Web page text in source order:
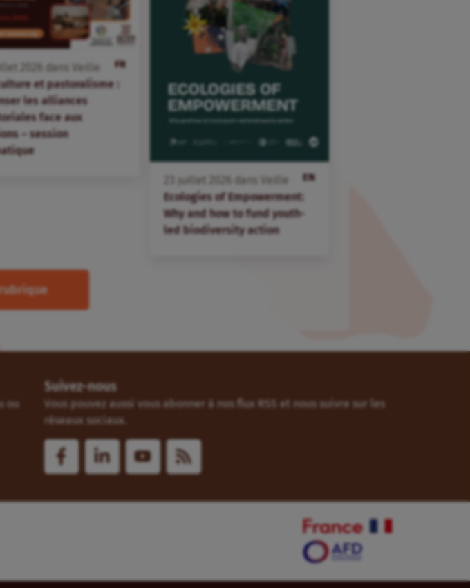
EN
juillet dans Veille
Ecologies of Empowerment:
Why and how to fund youth-
led biodiversity action
FR
dans Veille
et pastoralisme :
les alliances
face aux
– session
ou
Suivez-nous
Vous pouvez aussi vous abonner à nos flux RSS et nous suivre sur les
réseaux sociaux.